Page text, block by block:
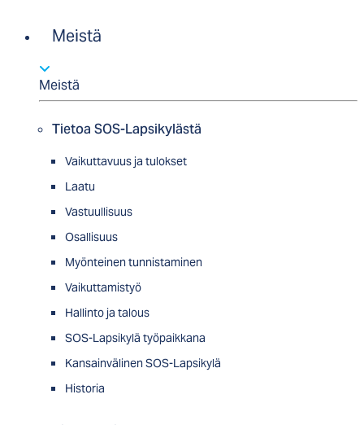
Meistä
Meistä
Tietoa SOS-Lapsikylästä
Vaikuttavuus ja tulokset
Laatu
Vastuullisuus
Osallisuus
Myön­tei­nen tun­nis­ta­minen
Vaikuttamistyö
Hallinto ja talous
SOS-Lapsikylä työpaikkana
Kansainvälinen SOS-Lapsikylä
Historia